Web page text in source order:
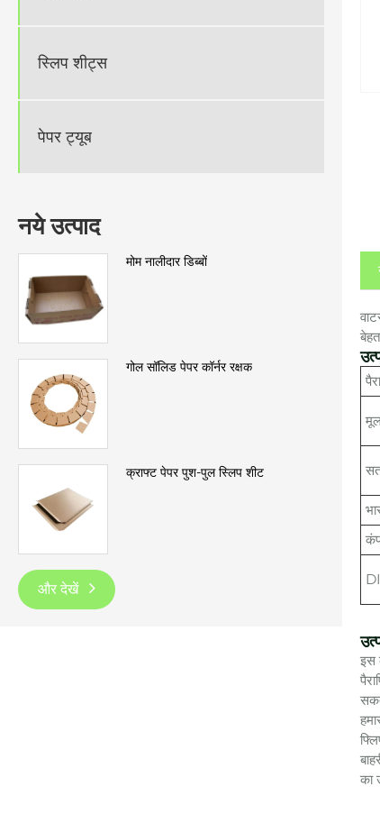
स्लिप शीट्स
पेपर ट्यूब
नये उत्पाद
मोम नालीदार डिब्बों
गोल सॉलिड पेपर कॉर्नर रक्षक
क्राफ्ट पेपर पुश-पुल स्लिप शीट
और देखें
इस
का